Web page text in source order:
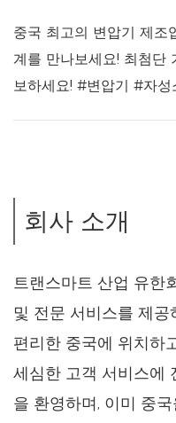
중국 최고의 변압기 제조
계를 만나보세요! 최첨단
보하세요! #변압기 #자성
회사 소개
트랜스마트 산업 유한
및 전문 서비스를 제공
편리한 중국에 위치하
세심한 고객 서비스에
을 환영하며, 이미 중